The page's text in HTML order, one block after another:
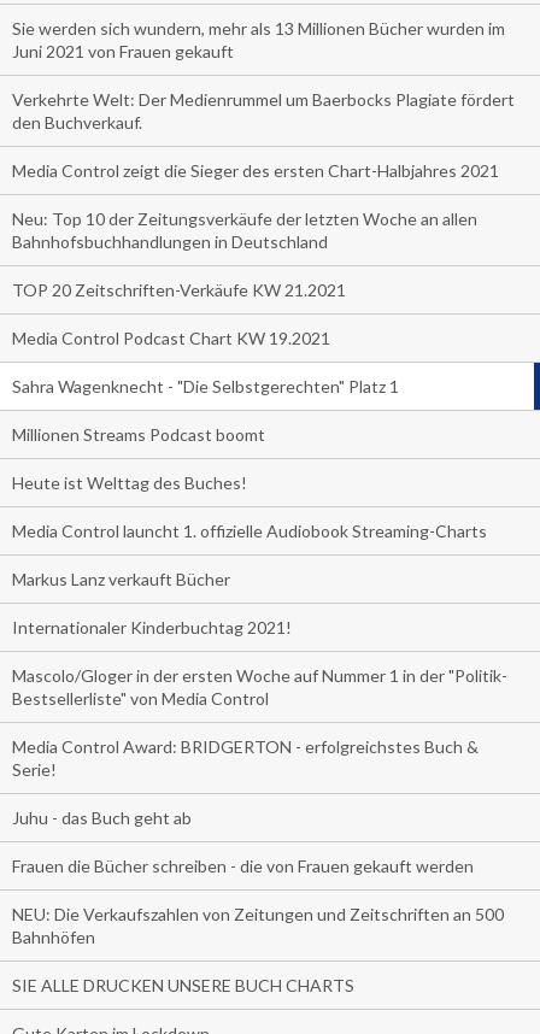
Sie werden sich wundern, mehr als 13 Millionen Bücher wurden im
Juni 2021 von Frauen gekauft
Verkehrte Welt: Der Medienrummel um Baerbocks Plagiate fördert
den Buchverkauf.
Media Control zeigt die Sieger des ersten Chart-Halbjahres 2021
Neu: Top 10 der Zeitungsverkäufe der letzten Woche an allen
Bahnhofsbuchhandlungen in Deutschland
TOP 20 Zeitschriften-Verkäufe KW 21.2021
Media Control Podcast Chart KW 19.2021
Sahra Wagenknecht - "Die Selbstgerechten" Platz 1
Millionen Streams Podcast boomt
Heute ist Welttag des Buches!
Media Control launcht 1. offizielle Audiobook Streaming-Charts
Markus Lanz verkauft Bücher
Internationaler Kinderbuchtag 2021!
Mascolo/Gloger in der ersten Woche auf Nummer 1 in der "Politik-
Bestsellerliste" von Media Control
Media Control Award: BRIDGERTON - erfolgreichstes Buch &
Serie!
Juhu - das Buch geht ab
Frauen die Bücher schreiben - die von Frauen gekauft werden
NEU: Die Verkaufszahlen von Zeitungen und Zeitschriften an 500
Bahnhöfen
SIE ALLE DRUCKEN UNSERE BUCH CHARTS